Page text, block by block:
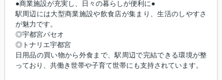
●商業施設が充実し、日々の暮らしが便利に●
駅周辺には大型商業施設や飲食店が集まり、生活のしやすさ
が魅力です。
◎宇都宮パセオ
◎トナリエ宇都宮
日用品の買い物から外食まで、駅周辺で完結できる環境が整
っており、共働き世帯や子育て世帯にも支持されています。